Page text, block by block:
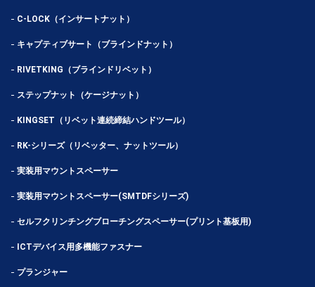
C-LOCK（インサートナット）
キャプティブサート（ブラインドナット）
RIVETKING（ブラインドリベット）
ステップナット（ケージナット）
KINGSET（リベット連続締結ハンドツール）
RK-シリーズ（リベッター、ナットツール）
実装用マウントスペーサー
実装用マウントスペーサー(SMTDFシリーズ)
セルフクリンチングブローチングスペーサー(プリント基板用)
ICTデバイス用多機能ファスナー
プランジャー